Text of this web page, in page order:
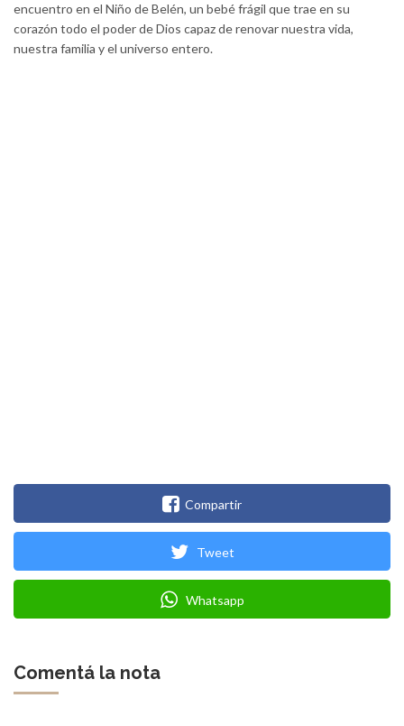
encuentro en el Niño de Belén, un bebé frágil que trae en su
corazón todo el poder de Dios capaz de renovar nuestra vida,
nuestra familia y el universo entero.
Compartir
Tweet
Whatsapp
Comentá la nota